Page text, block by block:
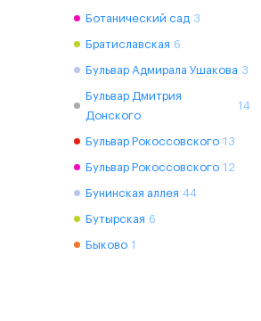
Ботанический сад 3
Братиславская 6
Бульвар Адмирала Ушакова 3
Бульвар Дмитрия
Донского
14
Бульвар Рокоссовского 13
Бульвар Рокоссовского 12
Бунинская аллея 44
Бутырская 6
Быково 1